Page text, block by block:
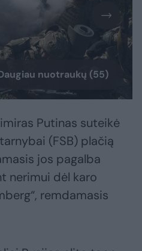
nuotraukų (55)
Putinas suteikė
(FSB) plačią
jos pagalba
nerimui dėl karo
remdamasis